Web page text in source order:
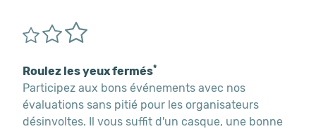
Roulez les yeux fermés*
Participez aux bons événements avec nos
évaluations sans pitié pour les organisateurs
désinvoltes. Il vous suffit d'un casque, une bonne